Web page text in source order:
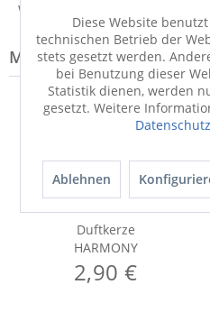
Weitere Informationen zum
Modell-Familie:
Duftkerze
HARMONY
2,90 €
Diese Website
technischen Betrieb der
stets gesetzt werden.
bei Benutzung dieser
Statistik dienen, werden
gesetzt. Weitere
Ablehnen